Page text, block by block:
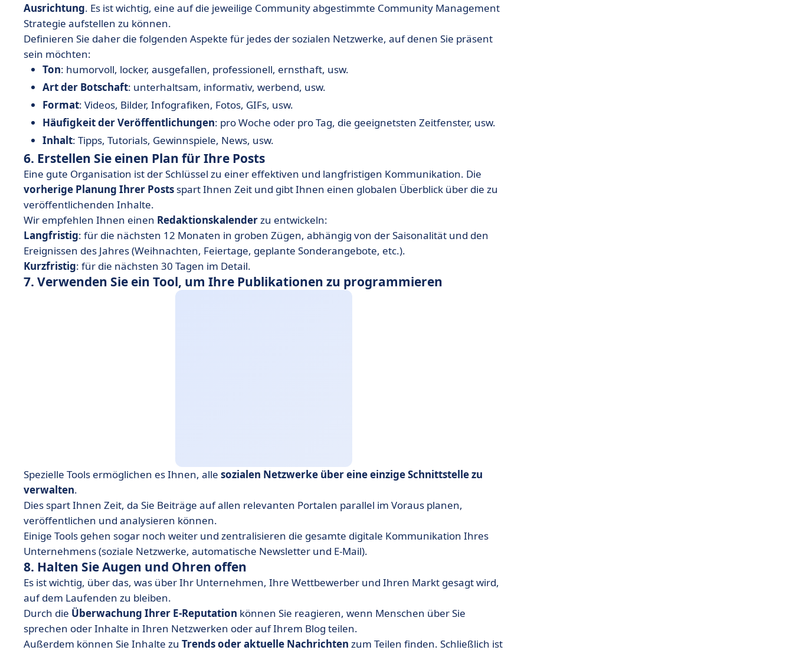
Ausrichtung. Es ist wichtig, eine auf die jeweilige Community abgestimmte Community Management
Strategie aufstellen zu können.
Definieren Sie daher die folgenden Aspekte für jedes der sozialen Netzwerke, auf denen Sie präsent
sein möchten:
Ton: humorvoll, locker, ausgefallen, professionell, ernsthaft, usw.
Art der Botschaft: unterhaltsam, informativ, werbend, usw.
Format: Videos, Bilder, Infografiken, Fotos, GIFs, usw.
Häufigkeit der Veröffentlichungen: pro Woche oder pro Tag, die geeignetsten Zeitfenster, usw.
Inhalt: Tipps, Tutorials, Gewinnspiele, News, usw.
6. Erstellen Sie einen Plan für Ihre Posts
Eine gute Organisation ist der Schlüssel zu einer effektiven und langfristigen Kommunikation. Die
vorherige Planung Ihrer Posts spart Ihnen Zeit und gibt Ihnen einen globalen Überblick über die zu
veröffentlichenden Inhalte.
Wir empfehlen Ihnen einen Redaktionskalenderzu entwickeln:
Langfristig: für die nächsten 12 Monaten in groben Zügen, abhängig von der Saisonalität und den
Ereignissen des Jahres (Weihnachten, Feiertage, geplante Sonderangebote, etc.).
Kurzfristig: für die nächsten 30 Tagen im Detail.
7. Verwenden Sie ein Tool, um Ihre Publikationen zu programmieren
Spezielle Tools ermöglichen es Ihnen, alle sozialen Netzwerke über eine einzige Schnittstelle zu
verwalten.
Dies spart Ihnen Zeit, da Sie Beiträge auf allen relevanten Portalen parallel im Voraus planen,
veröffentlichen und analysieren können.
Einige Tools gehen sogar noch weiter und zentralisieren die gesamte digitale Kommunikation Ihres
Unternehmens (soziale Netzwerke, automatische Newsletter und E-Mail).
8. Halten Sie Augen und Ohren offen
Es ist wichtig, über das, was über Ihr Unternehmen, Ihre Wettbewerber und Ihren Markt gesagt wird,
auf dem Laufenden zu bleiben.
Durch die Überwachung Ihrer E-Reputation können Sie reagieren, wenn Menschen über Sie
sprechen oder Inhalte in Ihren Netzwerken oder auf Ihrem Blog teilen.
Außerdem können Sie Inhalte zu Trends oder aktuelle Nachrichten zum Teilen finden. Schließlich ist